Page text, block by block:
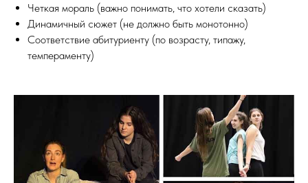
Четкая мораль (важно понимать, что хотели сказать)
Динамичный сюжет (не должно быть монотонно)
Соответствие абитуриенту (по возрасту, типажу,
темпераменту)